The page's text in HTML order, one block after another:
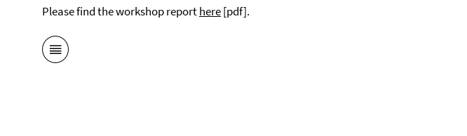
Please find the workshop reporthere[pdf].